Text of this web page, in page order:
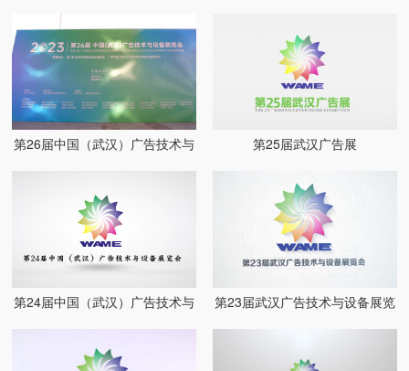
第26届中国（武汉）广告技术与
第25届武汉广告展
第24届中国（武汉）广告技术与
第23届武汉广告技术与设备展览